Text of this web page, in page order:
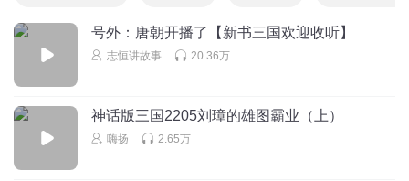
2019-11-22
听友137509333
1580962jeae
号外：唐朝开播了【新书三国欢迎收听】
志恒讲故事 20.36万
神话版三国2205刘璋的雄图霸业（上）
嗨扬 2.65万